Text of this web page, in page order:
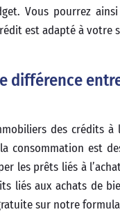
Vous pourrez
est adapté à
différence
des crédits à
consommation est
les prêts liés à
liés aux achats de
sur notre